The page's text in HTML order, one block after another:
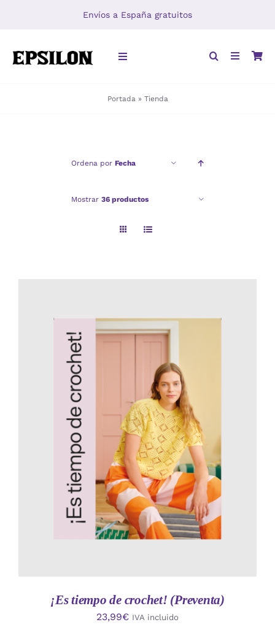
Envíos a España gratuitos
Toggle
Portada » Tienda
Ordena por Fecha
Mostrar 36 productos
AÑADIR AL CARRITO
/
DETALLES
¡Es tiempo de crochet! (Preventa)
23,99€ IVA incluido